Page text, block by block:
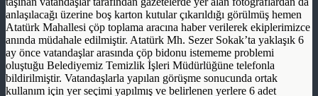
anlaşılacağı üzerine boş karton kutular çıkarıldığı görülmüş hemen
Atatürk Mahallesi çöp toplama aracına haber verilerek ekiplerimizce
anında müdahale edilmiştir. Atatürk Mh. Sezer Sokak’ta yaklaşık 6
ay önce vatandaşlar arasında çöp bidonu istememe problemi
oluştuğu Belediyemiz Temizlik İşleri Müdürlüğüne telefonla
bildirilmiştir. Vatandaşlarla yapılan görüşme sonucunda ortak
kullanım için yer seçimi yapılmış ve belirlenen yerlere 6 adet